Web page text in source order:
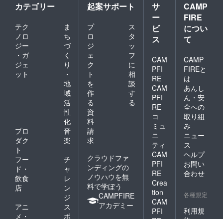
カテゴリー
テク
ノロ
ジー
・ガ
ジェ
ット
ま
ち
づ
く
り
・
地
域
活
性
化
プロ
ダク
ト
音
楽
フー
ド・
飲食
店
チ
ャ
レ
ン
ジ
アニ
メ・
ス
ポ
起案サポート
プ
ロ
ジ
ェ
ク
ト
を
作
る
ス
タ
ッ
フ
に
相
談
す
る
資
料
請
求
クラウドファ
ンディングの
ノウハウを無
料で学ぼう
CAMPFIRE
アカデミー
サ
ー
ビ
ス
CAM
PFI
RE
CAM
PFI
RE
コ
ミュ
ニ
ティ
CAM
PFI
RE
Crea
tion
CAM
PFI
CAMP
FIRE
につい
て
CAMP
FIREと
は
あんし
ん・安
全への
取り組
み
ニュー
ス
ヘルプ
お問い
合わせ
各種規定
利用規